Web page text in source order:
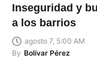
Inseguridad y
a los barrios
agosto 7, 5:00 AM
By Bolívar Pérez